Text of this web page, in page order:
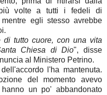
volte a tutti i fedeli di
egli stesso avrebbe
di tutto cuore, con una vita
Chiesa di Dio", disse
al Ministero Petrino.
l'ha mantenuta.
del momento avevo
un po' abbandonato